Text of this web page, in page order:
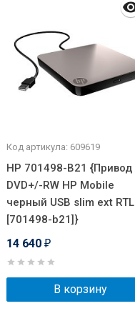
Код артикула: 609619
HP 701498-B21 {Привод
DVD+/-RW HP Mobile
черный USB slim ext RTL
[701498-b21]}
14 640 ₽
В корзину